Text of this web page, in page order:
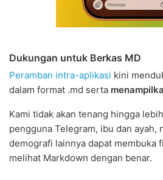
Dukungan untuk Berkas MD
Peramban intra-aplikasi kini
dalam format .md serta
Kami tidak akan tenang hingga
pengguna Telegram, ibu dan ayah,
demografi lainnya dapat membuka
melihat Markdown dengan benar.